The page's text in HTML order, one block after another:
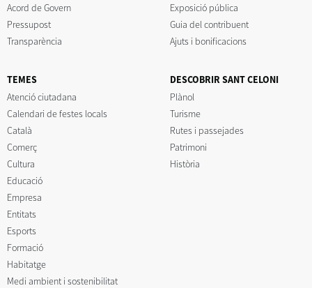
Acord de Govern
Pressupost
Transparència
Exposició pública
Guia del contribuent
Ajuts i bonificacions
TEMES
Atenció ciutadana
Calendari de festes locals
Català
Comerç
Cultura
Educació
Empresa
Entitats
Esports
Formació
Habitatge
Medi ambient i sostenibilitat
DESCOBRIR SANT CELONI
Plànol
Turisme
Rutes i passejades
Patrimoni
Història